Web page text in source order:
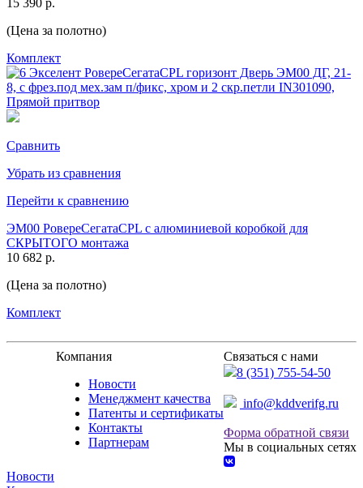
(Цена за полотно)
Комплект
Сравнить
Убрать из сравнения
Перейти к сравнению
ЭМ00 РовереСегатаCPL с алюминиевой коробкой для
СКРЫТОГО монтажа
10 682 р.
(Цена за полотно)
Комплект
Компания
Новости
Менеджмент качества
Патенты и сертификаты
Контакты
Партнерам
Связаться с нами
8 (351) 755-54-50
info@kddverifg.ru
Форма обратной связи
Мы в социальных сетях
Новости